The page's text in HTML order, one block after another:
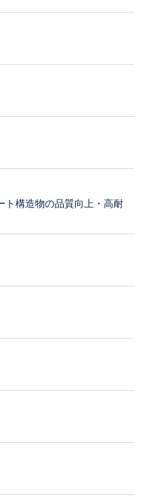
ト構造物の品質向上・高耐